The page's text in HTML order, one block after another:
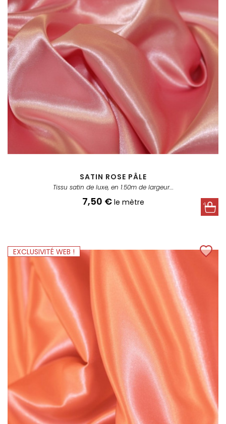
SATIN ROSE PÂLE
Tissu satin de luxe, en 1.50m de largeur....
Prix
7,50 € le mètre
EXCLUSIVITÉ WEB !